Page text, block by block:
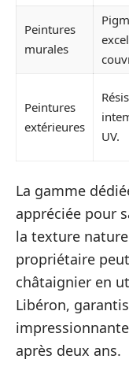
Peintures
murales
Peintures
extérieures
UV.
La gamme
appréciée pour
la texture
propriétaire
châtaignier en
Libéron,
après deux ans.